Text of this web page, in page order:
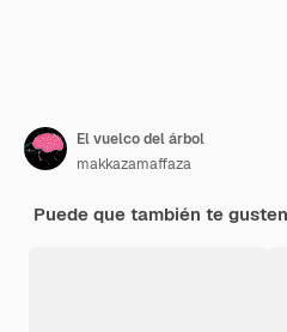
El vuelco del árbol
makkazamaffaza
Puede que también te